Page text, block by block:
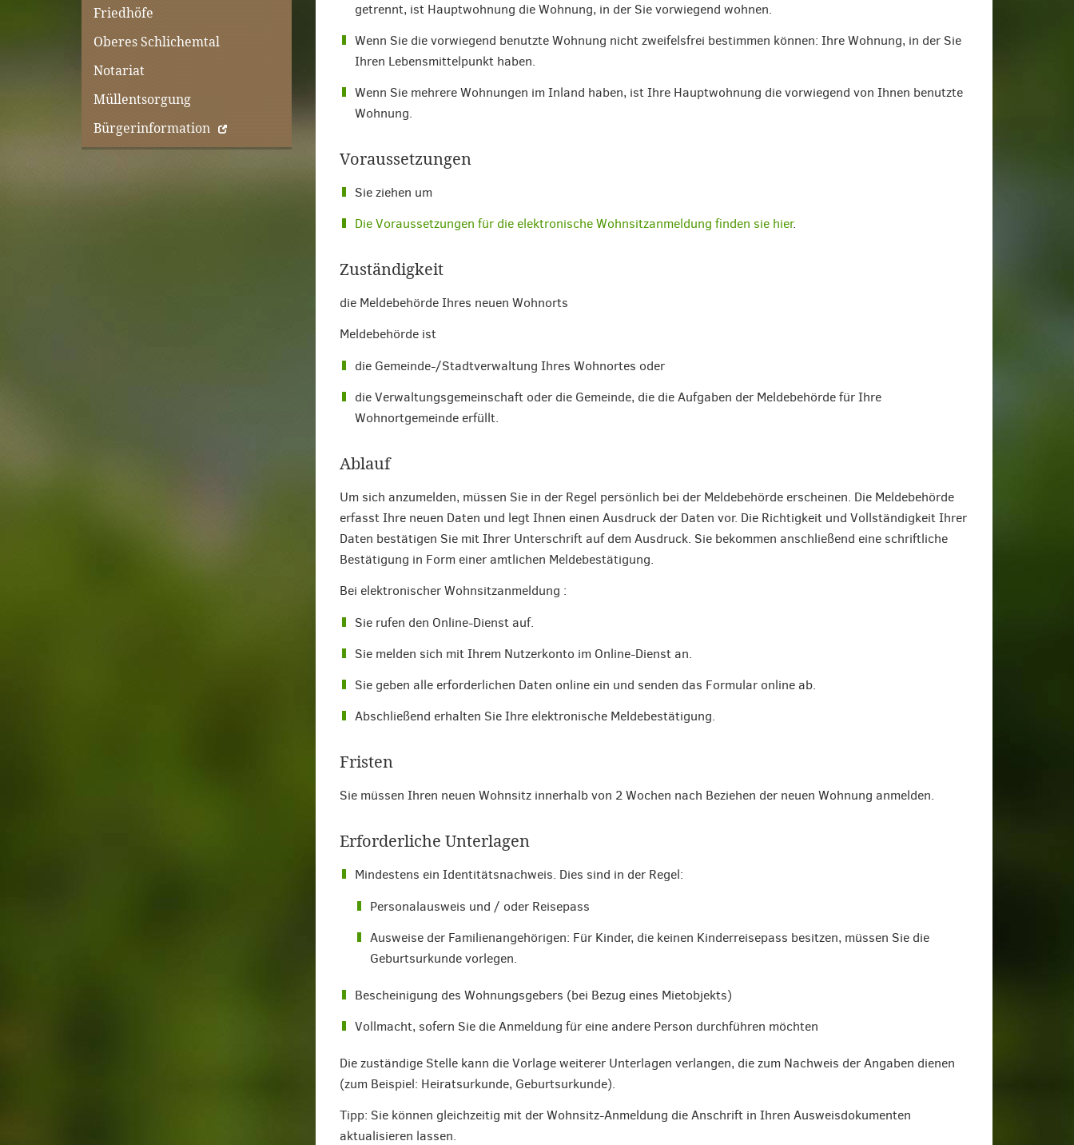
Friedhöfe
Oberes Schlichemtal
Notariat
Müllentsorgung
Bürgerinformation
getrennt, ist Hauptwohnung die Wohnung, in der Sie vorwiegend wohnen.
Wenn Sie die vorwiegend benutzte Wohnung nicht zweifelsfrei bestimmen können: Ihre Wohnung, in der Sie
Ihren Lebensmittelpunkt haben.
Wenn Sie mehrere Wohnungen im Inland haben, ist Ihre Hauptwohnung die vorwiegend von Ihnen benutzte
Wohnung.
Voraussetzungen
Sie ziehen um
Die Voraussetzungen für die elektronische Wohnsitzanmeldung finden sie hier.
Zuständigkeit
die Meldebehörde Ihres neuen Wohnorts
Meldebehörde ist
die Gemeinde-/Stadtverwaltung Ihres Wohnortes oder
die Verwaltungsgemeinschaft oder die Gemeinde, die die Aufgaben der Meldebehörde für Ihre
Wohnortgemeinde erfüllt.
Ablauf
Um sich anzumelden, müssen Sie in der Regel persönlich bei der Meldebehörde erscheinen. Die Meldebehörde
erfasst Ihre neuen Daten und legt Ihnen einen Ausdruck der Daten vor. Die Richtigkeit und Vollständigkeit Ihrer
Daten bestätigen Sie mit Ihrer Unterschrift auf dem Ausdruck. Sie bekommen anschließend eine schriftliche
Bestätigung in Form einer amtlichen Meldebestätigung.
Bei elektronischer Wohnsitzanmeldung :
Sie rufen den Online-Dienst auf.
Sie melden sich mit Ihrem Nutzerkonto im Online-Dienst an.
Sie geben alle erforderlichen Daten online ein und senden das Formular online ab.
Abschließend erhalten Sie Ihre elektronische Meldebestätigung.
Fristen
Sie müssen Ihren neuen Wohnsitz innerhalb von 2 Wochen nach Beziehen der neuen Wohnung anmelden.
Erforderliche Unterlagen
Mindestens ein Identitätsnachweis. Dies sind in der Regel:
Personalausweis und / oder Reisepass
Ausweise der Familienangehörigen: Für Kinder, die keinen Kinderreisepass besitzen, müssen Sie die
Geburtsurkunde vorlegen.
Bescheinigung des Wohnungsgebers (bei Bezug eines Mietobjekts)
Vollmacht, sofern Sie die Anmeldung für eine andere Person durchführen möchten
Die zuständige Stelle kann die Vorlage weiterer Unterlagen verlangen, die zum Nachweis der Angaben dienen
(zum Beispiel: Heiratsurkunde, Geburtsurkunde).
Tipp: Sie können gleichzeitig mit der Wohnsitz-Anmeldung die Anschrift in Ihren Ausweisdokumenten
aktualisieren lassen.